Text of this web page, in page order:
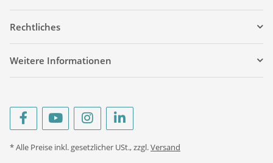
Rechtliches
Weitere Informationen
* Alle Preise inkl. gesetzlicher USt., zzgl.Versand